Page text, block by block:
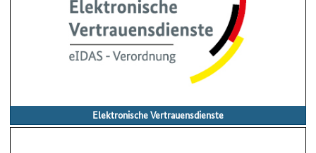
Elektronische Vertrauensdienste